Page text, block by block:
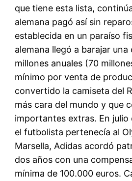
que tiene esta lista,
alemana pagó así sin
establecida en un paraíso
alemana llegó a barajar
millones anuales (70
mínimo por venta de
convertido la camiseta del
más cara del mundo y que
importantes extras. En julio
el futbolista pertenecía al
Marsella, Adidas acordó
dos años con una
mínima de 100.000 euros.